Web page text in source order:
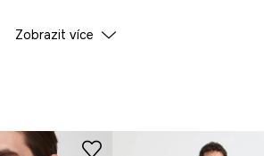
Výrobce
Zobrazit více